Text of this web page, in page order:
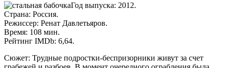
Год выпуска: 2012.
Страна: Россия.
Режиссер: Ренат Давлетьяров.
Время: 108 мин.
Рейтинг IMDb: 6,64.
Сюжет: Трудные подростки-беспризорники живут за счет